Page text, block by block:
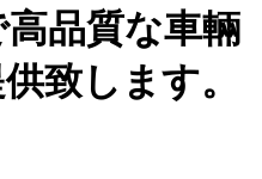
品質な車輛
致します。